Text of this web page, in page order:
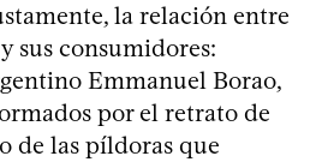
la relación entre
sus consumidores:
Emmanuel Borao,
por el retrato de
de las píldoras que